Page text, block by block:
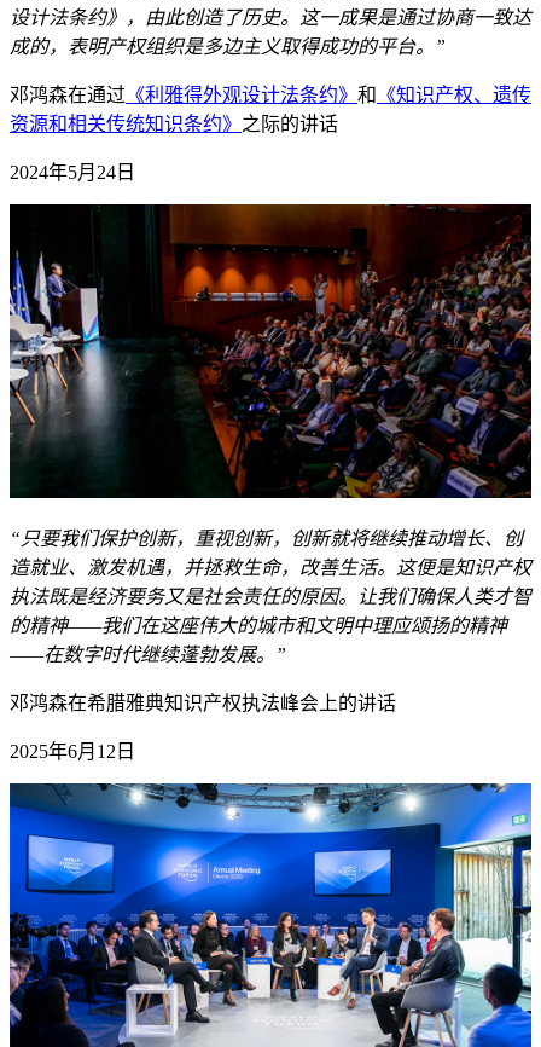
设计法条约》，由此创造了历史。这一成果是通过协商一致达
成的，表明产权组织是多边主义取得成功的平台。”
邓鸿森在通过 《利雅得外观设计法条约》 和 《知识产权、遗传
资源和相关传统知识条约》 之际的讲话
2024年5月24日
“只要我们保护创新，重视创新，创新就将继续推动增长、创
造就业、激发机遇，并拯救生命，改善生活。这便是知识产权
执法既是经济要务又是社会责任的原因。让我们确保人类才智
的精神——我们在这座伟大的城市和文明中理应颂扬的精神
——在数字时代继续蓬勃发展。”
邓鸿森在希腊雅典知识产权执法峰会上的讲话
2025年6月12日